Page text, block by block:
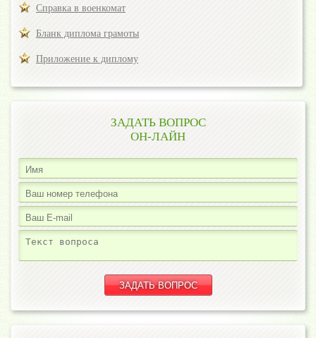
Справка в военкомат
Бланк диплома грамоты
Приложение к диплому
ЗАДАТЬ ВОПРОС
ОН-ЛАЙН